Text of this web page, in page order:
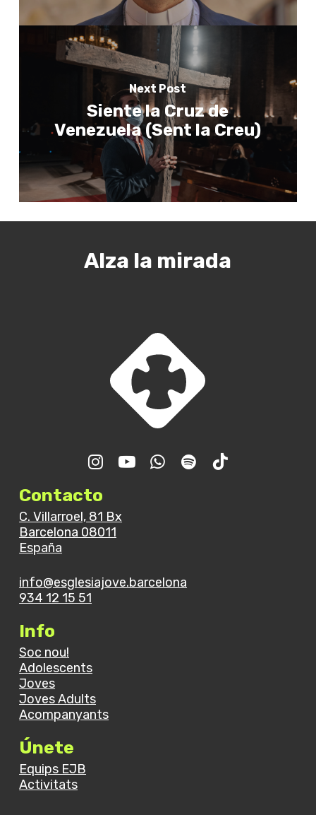
Next Post
Siente la Cruz de
Venezuela (Sent la Creu)
Alza la mirada
Contacto
C. Villarroel, 81 Bx
Barcelona 08011
España
info@esglesiajove.barcelona
934 12 15 51
Info
Soc nou!
Adolescents
Joves
Joves Adults
Acompanyants
Únete
Equips EJB
Activitats